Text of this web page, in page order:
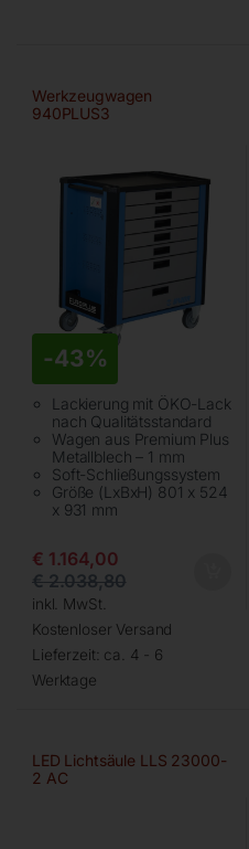
Werkzeugwagen
940PLUS3
-43%
Lackierung mit ÖKO-Lack
nach Qualitätsstandard
Wagen aus Premium Plus
Metallblech – 1 mm
Soft-Schließungssystem
Größe (LxBxH) 801 x 524
x 931 mm
€ 1.164,00
€2.038,80
inkl. MwSt.
Kostenloser Versand
Lieferzeit: ca. 4 - 6
Werktage
LED Lichtsäule LLS 23000-
2 AC